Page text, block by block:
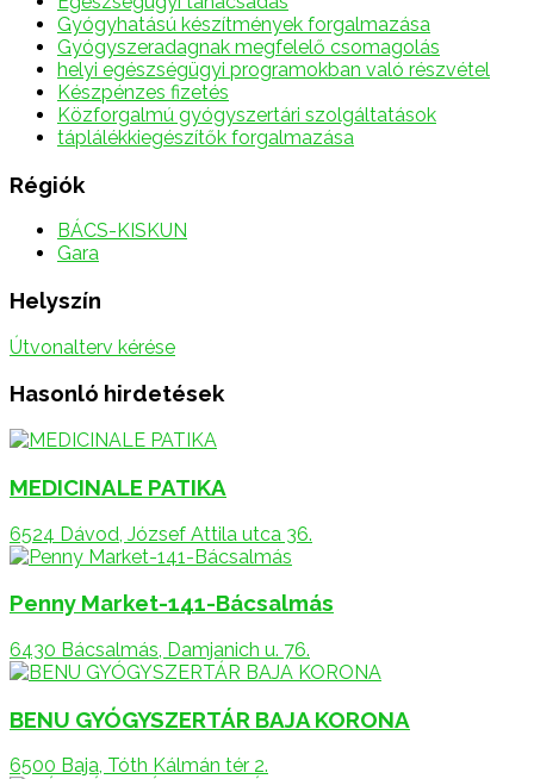
Gyógyhatású készítmények forgalmazása
Gyógyszeradagnak megfelelő csomagolás
helyi egészségügyi programokban való részvétel
Készpénzes fizetés
Közforgalmú gyógyszertári szolgáltatások
táplálékkiegészítők forgalmazása
Régiók
BÁCS-KISKUN
Gara
Helyszín
Útvonalterv kérése
Hasonló hirdetések
MEDICINALE PATIKA
6524 Dávod, József Attila utca 36.
Penny Market-141-Bácsalmás
6430 Bácsalmás, Damjanich u. 76.
BENU GYÓGYSZERTÁR BAJA KORONA
6500 Baja, Tóth Kálmán tér 2.